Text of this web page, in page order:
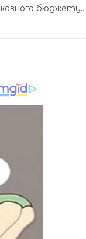
бюджету...